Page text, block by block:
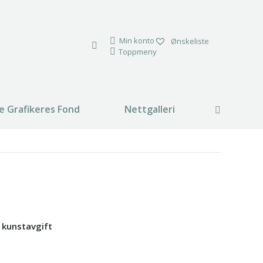
Min konto
Ønskeliste
Toppmeny
Grafikeres Fond Nettgalleri Search:
kunstavgift